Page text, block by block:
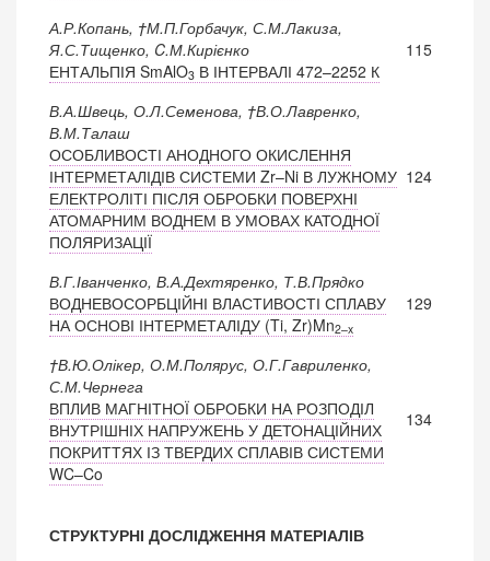
А.Р.Копань, †М.П.Горбачук, С.М.Лакиза,
Я.С.Тищенко, C.М.Кирієнко
ЕНТАЛЬПІЯ SmAlO3 В ІНТЕРВАЛІ 472–2252 К
115
В.А.Швець, О.Л.Семенова, †В.О.Лавренко,
В.М.Талаш
ОСОБЛИВОСТІ АНОДНОГО ОКИСЛЕННЯ
ІНТЕРМЕТАЛІДІВ СИСТЕМИ Zr–Ni В ЛУЖНОМУ
ЕЛЕКТРОЛІТІ ПІСЛЯ ОБРОБКИ ПОВЕРХНІ
АТОМАРНИМ ВОДНЕМ В УМОВАХ КАТОДНОЇ
ПОЛЯРИЗАЦІЇ
124
В.Г.Іванченко, В.А.Дехтяренко, Т.В.Прядко
ВОДНЕВОСОРБЦІЙНІ ВЛАСТИВОСТІ СПЛАВУ
НА ОСНОВІ ІНТЕРМЕТАЛІДУ (Ti, Zr)Mn2–x
129
†В.Ю.Олікер, О.М.Полярус, О.Г.Гавриленко,
С.М.Чернега
ВПЛИВ МАГНІТНОЇ ОБРОБКИ НА РОЗПОДІЛ
ВНУТРІШНІХ НАПРУЖЕНЬ У ДЕТОНАЦІЙНИХ
ПОКРИТТЯХ ІЗ ТВЕРДИХ СПЛАВІВ СИСТЕМИ
WC–Co
134
СТРУКТУРНІ ДОСЛІДЖЕННЯ МАТЕРІАЛІВ